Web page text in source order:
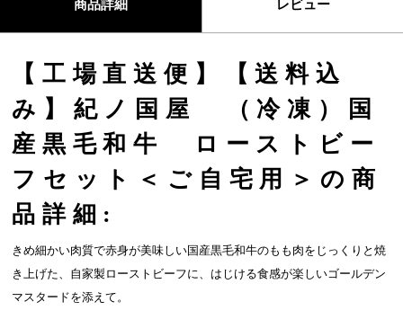
商品詳細 レビュー
【工場直送便】【送料込
み】紀ノ国屋 （冷凍）国
産黒毛和牛 ローストビー
フセット＜ご自宅用＞の商
品詳細:
きめ細かい肉質で赤身が美味しい国産黒毛和牛のもも肉をじっくりと焼
き上げた、自家製ローストビーフに、はじける食感が楽しいゴールデン
マスタードを添えて。